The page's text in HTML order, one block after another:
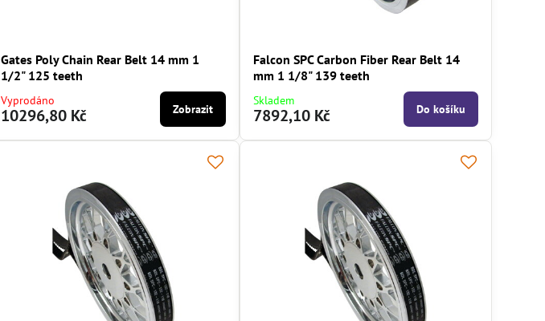
Gates Poly Chain Rear Belt 14 mm 1
1/2" 125 teeth
Vyprodáno
10296,80 Kč Zobrazit
Falcon SPC Carbon Fiber Rear Belt 14
mm 1 1/8" 139 teeth
Skladem
7892,10 Kč Do košíku